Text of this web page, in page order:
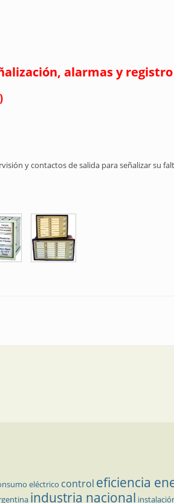
alarmas y
y contactos de salida para señalizar su
eléctrico control eficiencia
industria nacional